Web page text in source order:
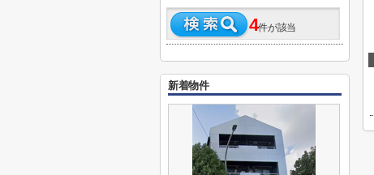
4件が該当
新着物件